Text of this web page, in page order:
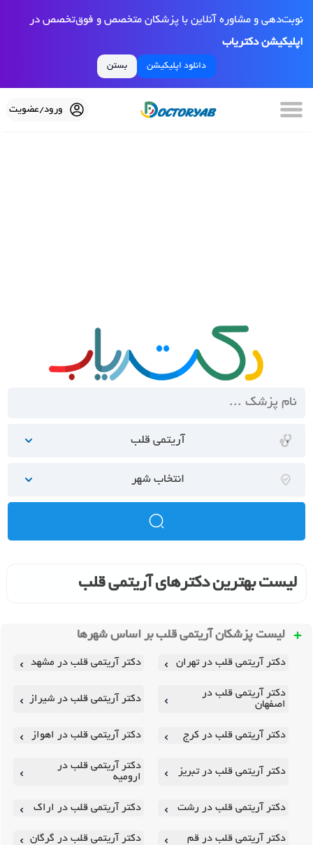
نوبت‌دهی و مشاوره آنلاین با پزشکان متخصص و فوق‌تخصص در
اپلیکیشن دکتریاب
دانلود اپلیکیشن بستن
ورود/عضویت
آریتمی قلب
انتخاب شهر
لیست بهترین دکترهای آریتمی قلب
لیست پزشکان آریتمی قلب بر اساس شهرها
دکتر آریتمی قلب در تهران دکتر آریتمی قلب در مشهد
دکتر آریتمی قلب در
اصفهان
دکتر آریتمی قلب در شیراز
دکتر آریتمی قلب در کرج دکتر آریتمی قلب در اهواز
دکتر آریتمی قلب در تبریز
دکتر آریتمی قلب در
ارومیه
دکتر آریتمی قلب در رشت دکتر آریتمی قلب در اراک
دکتر آریتمی قلب در قم دکتر آریتمی قلب در گرگان